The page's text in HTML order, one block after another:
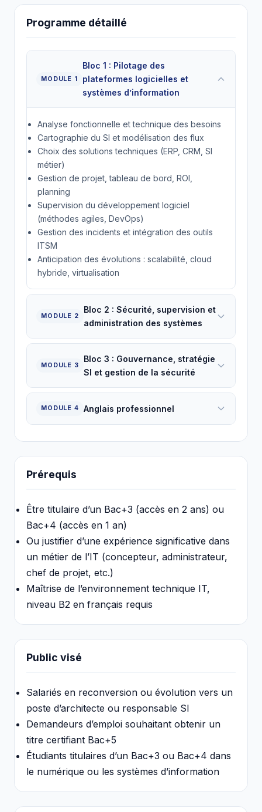
Programme détaillé
MODULE 1
Bloc 1 : Pilotage des
plateformes logicielles et
systèmes d’information
Analyse fonctionnelle et technique des besoins
Cartographie du SI et modélisation des flux
Choix des solutions techniques (ERP, CRM, SI
métier)
Gestion de projet, tableau de bord, ROI,
planning
Supervision du développement logiciel
(méthodes agiles, DevOps)
Gestion des incidents et intégration des outils
ITSM
Anticipation des évolutions : scalabilité, cloud
hybride, virtualisation
MODULE 2
Bloc 2 : Sécurité, supervision et
administration des systèmes
MODULE 3
Bloc 3 : Gouvernance, stratégie
SI et gestion de la sécurité
MODULE 4 Anglais professionnel
Prérequis
Être titulaire d’un Bac+3 (accès en 2 ans) ou
Bac+4 (accès en 1 an)
Ou justifier d’une expérience significative dans
un métier de l’IT (concepteur, administrateur,
chef de projet, etc.)
Maîtrise de l’environnement technique IT,
niveau B2 en français requis
Public visé
Salariés en reconversion ou évolution vers un
poste d’architecte ou responsable SI
Demandeurs d’emploi souhaitant obtenir un
titre certifiant Bac+5
Étudiants titulaires d’un Bac+3 ou Bac+4 dans
le numérique ou les systèmes d’information